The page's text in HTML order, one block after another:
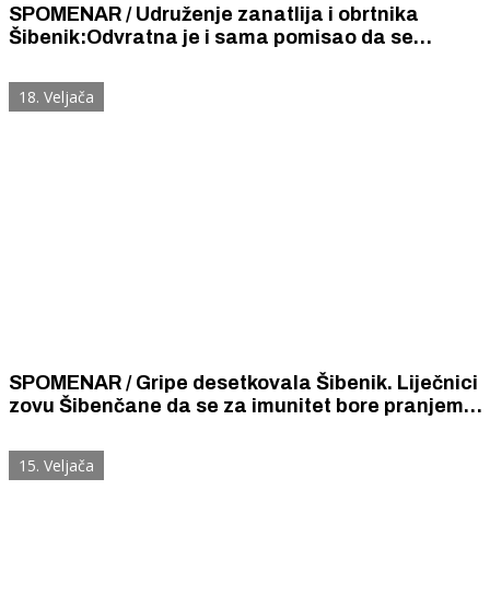
SPOMENAR / Udruženje zanatlija i obrtnika
Šibenik:Odvratna je i sama pomisao da se
18. Veljača
SPOMENAR / Gripe desetkovala Šibenik. Liječnici
zovu Šibenčane da se za imunitet bore pranjem
i oblogama od rakije.
15. Veljača